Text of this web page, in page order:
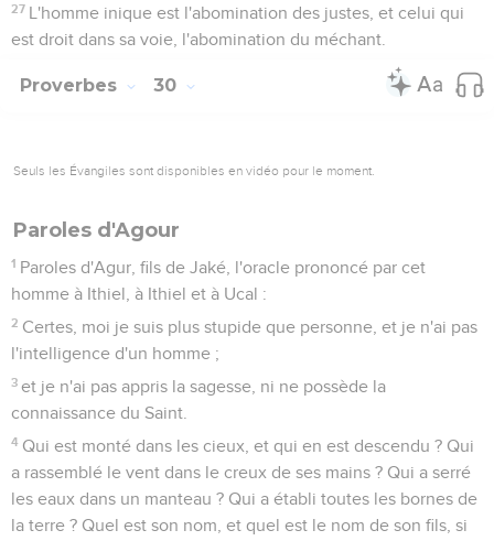
27 L'homme inique est l'abomination des justes, et celui qui
est droit dans sa voie, l'abomination du méchant.
Proverbes 30
Seuls les Évangiles sont disponibles en vidéo pour le moment.
Paroles d'Agour
1 Paroles d'Agur, fils de Jaké, l'oracle prononcé par cet
homme à Ithiel, à Ithiel et à Ucal :
2 Certes, moi je suis plus stupide que personne, et je n'ai pas
l'intelligence d'un homme ;
3 et je n'ai pas appris la sagesse, ni ne possède la
connaissance du Saint.
4 Qui est monté dans les cieux, et qui en est descendu ? Qui
a rassemblé le vent dans le creux de ses mains ? Qui a serré
les eaux dans un manteau ? Qui a établi toutes les bornes de
la terre ? Quel est son nom, et quel est le nom de son fils, si